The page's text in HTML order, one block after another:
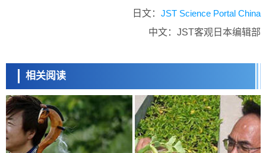
日文： JST Science Portal China
中文：JST客观日本编辑部
相关阅读